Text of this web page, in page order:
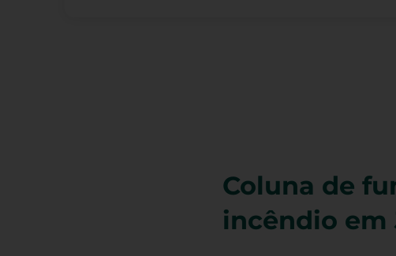
Coluna de
incêndio em